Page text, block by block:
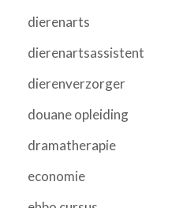
dierenarts
dierenartsassistent
dierenverzorger
douane opleiding
dramatherapie
economie